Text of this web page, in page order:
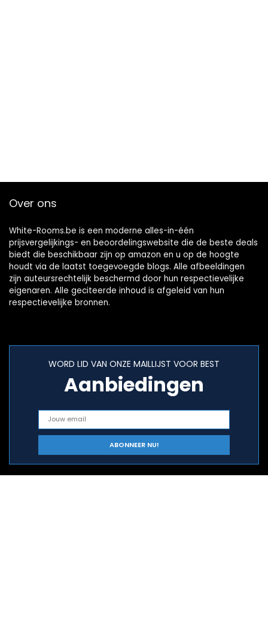
Over ons
White-Rooms.be is een moderne alles-in-één
prijsvergelijkings- en beoordelingswebsite die de beste deals
biedt die beschikbaar zijn op amazon en u op de hoogte
houdt via de laatst toegevoegde blogs. Alle afbeeldingen
zijn auteursrechtelijk beschermd door hun respectievelijke
eigenaren. Alle geciteerde inhoud is afgeleid van hun
respectievelijke bronnen.
WORD LID VAN ONZE MAILLIJST VOOR BEST
Aanbiedingen